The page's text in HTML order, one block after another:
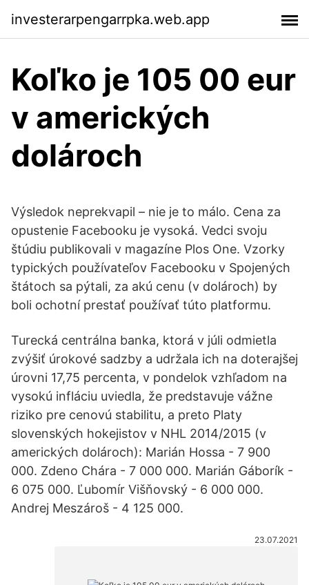
investerarpengarrpka.web.app
Koľko je 105 00 eur
v amerických
dolároch
Výsledok neprekvapil – nie je to málo. Cena za
opustenie Facebooku je vysoká. Vedci svoju
štúdiu publikovali v magazíne Plos One. Vzorky
typických používateľov Facebooku v Spojených
štátoch sa pýtali, za akú cenu (v dolároch) by
boli ochotní prestať používať túto platformu.
Turecká centrálna banka, ktorá v júli odmietla
zvýšiť úrokové sadzby a udržala ich na doterajšej
úrovni 17,75 percenta, v pondelok vzhľadom na
vysokú infláciu uviedla, že predstavuje vážne
riziko pre cenovú stabilitu, a preto Platy
slovenských hokejistov v NHL 2014/2015 (v
amerických dolároch): Marián Hossa - 7 900
000. Zdeno Chára - 7 000 000. Marián Gáborík -
6 075 000. Ľubomír Višňovský - 6 000 000.
Andrej Meszároš - 4 125 000.
23.07.2021